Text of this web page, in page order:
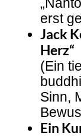
erst
Jack
Herz“
(Ein
Sinn,
Ein